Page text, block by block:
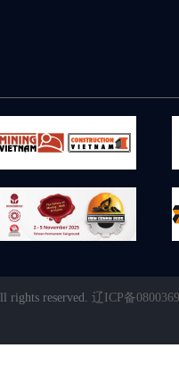
rights reserved. 辽ICP备